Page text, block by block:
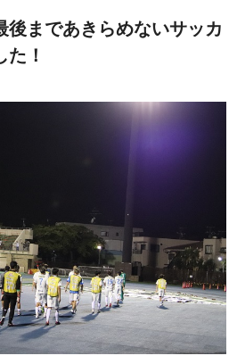
後まであきらめないサッカ
！